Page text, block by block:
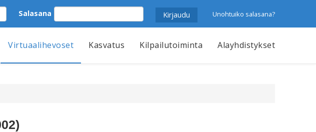
Salasana Unohtuiko salasana?
Virtuaalihevoset Kasvatus Kilpailutoiminta Alayhdistykset